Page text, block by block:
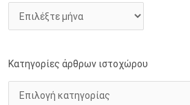
σ
ρ
ι
Κατηγορίες άρθρων ιστοχώρου
α
γ
ο